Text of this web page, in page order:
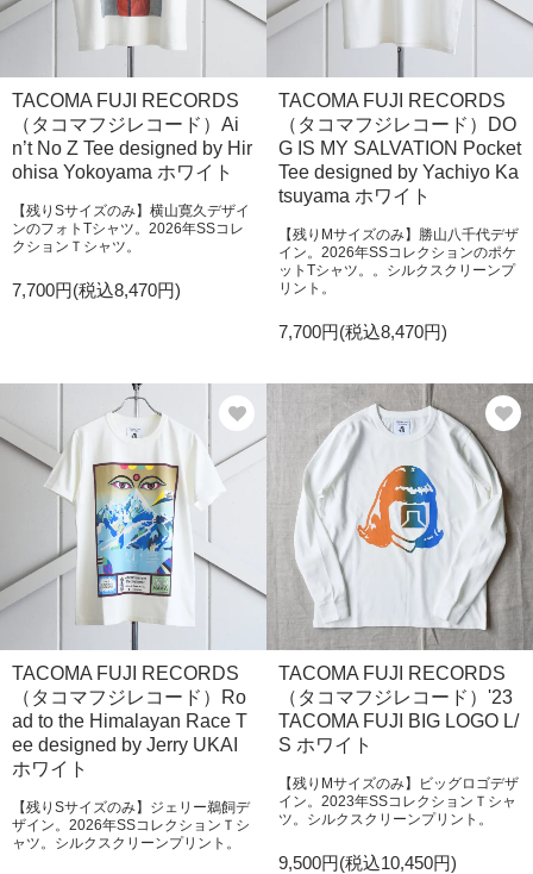
TACOMA FUJI RECORDS
（タコマフジレコード）Ai
n’t No Z Tee designed by Hir
ohisa Yokoyama ホワイト
【残りSサイズのみ】横山寛久デザイ
ンのフォトTシャツ。2026年SSコレ
クションＴシャツ。
7,700円(税込8,470円)
TACOMA FUJI RECORDS
（タコマフジレコード）DO
G IS MY SALVATION Pocket
Tee designed by Yachiyo Ka
tsuyama ホワイト
【残りMサイズのみ】勝山八千代デザ
イン。2026年SSコレクションのポケ
ットTシャツ。。シルクスクリーンプ
リント。
7,700円(税込8,470円)
TACOMA FUJI RECORDS
（タコマフジレコード）Ro
ad to the Himalayan Race T
ee designed by Jerry UKAI
ホワイト
【残りSサイズのみ】ジェリー鵜飼デ
ザイン。2026年SSコレクションＴシ
ャツ。シルクスクリーンプリント。
TACOMA FUJI RECORDS
（タコマフジレコード）'23
TACOMA FUJI BIG LOGO L/
S ホワイト
【残りMサイズのみ】ビッグロゴデザ
イン。2023年SSコレクションＴシャ
ツ。シルクスクリーンプリント。
9,500円(税込10,450円)